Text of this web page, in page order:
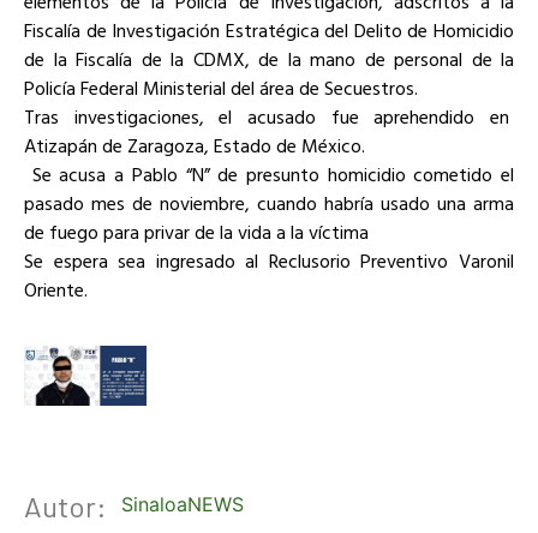
Fiscalía de Investigación Estratégica del Delito de Homicidio
de la Fiscalía de la CDMX, de la mano de personal de la
Policía Federal Ministerial del área de Secuestros.
Tras investigaciones, el acusado fue aprehendido en
Atizapán de Zaragoza, Estado de México.
Se acusa a Pablo “N” de presunto homicidio cometido el
pasado mes de noviembre, cuando habría usado una arma
de fuego para privar de la vida a la víctima
Se espera sea ingresado al Reclusorio Preventivo Varonil
Oriente.
Autor: SinaloaNEWS